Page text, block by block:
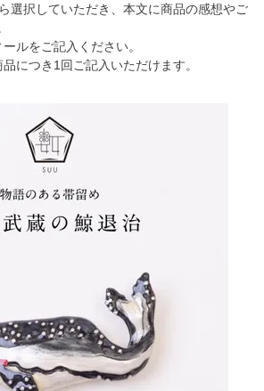
選択していただき、本文に商品の感想やご
ルをご記入ください。
につき1回ご記入いただけます。